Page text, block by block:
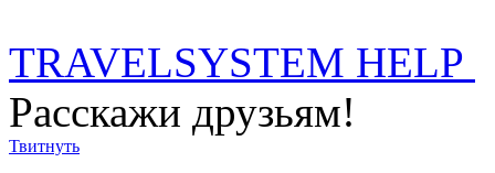
TRAVELSYSTEM HELP
Расскажи друзьям!
Твитнуть